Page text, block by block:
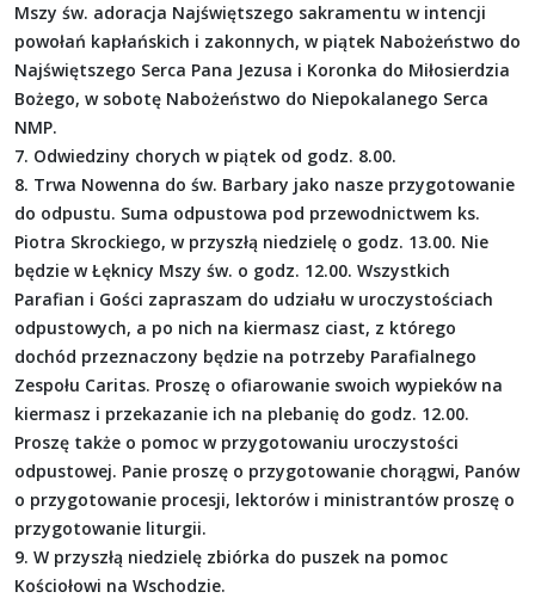
Mszy św. adoracja Najświętszego sakramentu w intencji
powołań kapłańskich i zakonnych, w piątek Nabożeństwo do
Najświętszego Serca Pana Jezusa i Koronka do Miłosierdzia
Bożego, w sobotę Nabożeństwo do Niepokalanego Serca
NMP.
7. Odwiedziny chorych w piątek od godz. 8.00.
8. Trwa Nowenna do św. Barbary jako nasze przygotowanie
do odpustu. Suma odpustowa pod przewodnictwem ks.
Piotra Skrockiego, w przyszłą niedzielę o godz. 13.00. Nie
będzie w Łęknicy Mszy św. o godz. 12.00. Wszystkich
Parafian i Gości zapraszam do udziału w uroczystościach
odpustowych, a po nich na kiermasz ciast, z którego
dochód przeznaczony będzie na potrzeby Parafialnego
Zespołu Caritas. Proszę o ofiarowanie swoich wypieków na
kiermasz i przekazanie ich na plebanię do godz. 12.00.
Proszę także o pomoc w przygotowaniu uroczystości
odpustowej. Panie proszę o przygotowanie chorągwi, Panów
o przygotowanie procesji, lektorów i ministrantów proszę o
przygotowanie liturgii.
9. W przyszłą niedzielę zbiórka do puszek na pomoc
Kościołowi na Wschodzie.